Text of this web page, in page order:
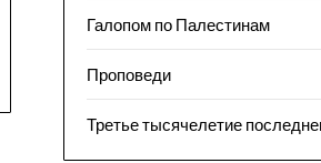
Галопом по Палестинам
Проповеди
Третье тысячелетие